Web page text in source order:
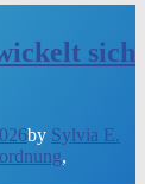
sich
by Sylvia E.
,